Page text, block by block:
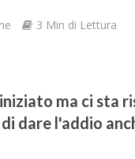
3 Min di Lettura
ma ci sta
dare l'addio